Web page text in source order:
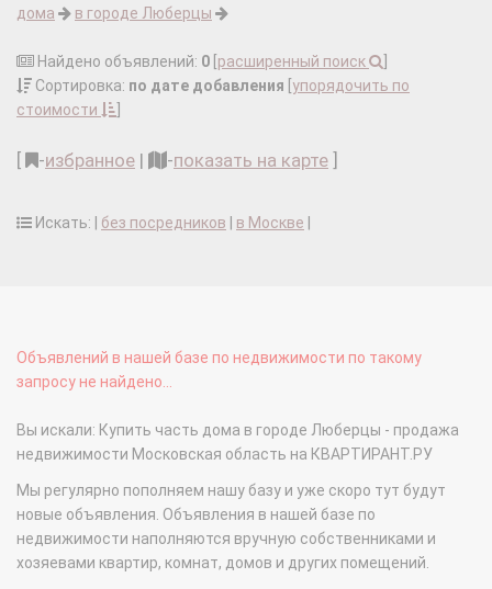
дома
в городе Люберцы
Найдено объявлений: 0 расширенный поиск
Сортировка: по дате добавления упорядочить по
стоимости
-избранное | -показать на карте
Искать: | без посредников в Москве
Объявлений в нашей базе по недвижимости по такому
запросу не найдено...
Вы искали: Купить часть дома в городе Люберцы - продажа
недвижимости Московская область на КВАРТИРАНТ.РУ
Мы регулярно пополняем нашу базу и уже скоро тут будут
новые объявления. Объявления в нашей базе по
недвижимости наполняются вручную собственниками и
хозяевами квартир, комнат, домов и других помещений.